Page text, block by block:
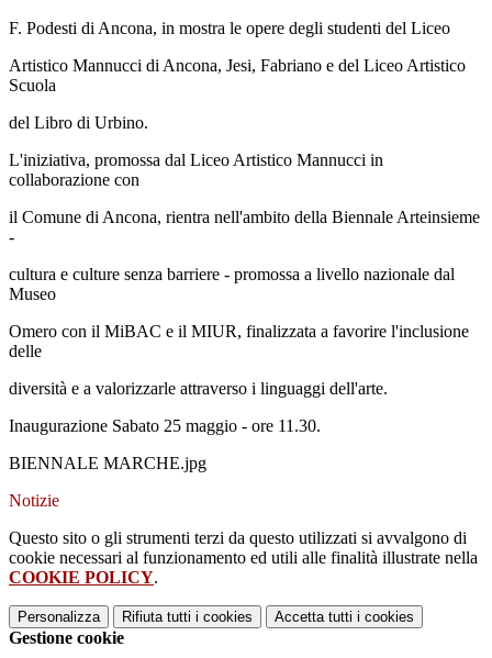
F. Podesti di Ancona, in mostra le opere degli studenti del Liceo
Artistico Mannucci di Ancona, Jesi, Fabriano e del Liceo Artistico
Scuola
del Libro di Urbino.
L'iniziativa, promossa dal Liceo Artistico Mannucci in
collaborazione con
il Comune di Ancona, rientra nell'ambito della Biennale Arteinsieme
-
cultura e culture senza barriere - promossa a livello nazionale dal
Museo
Omero con il MiBAC e il MIUR, finalizzata a favorire l'inclusione
delle
diversità e a valorizzarle attraverso i linguaggi dell'arte.
Inaugurazione Sabato 25 maggio - ore 11.30.
BIENNALE MARCHE.jpg
Notizie
Questo sito o gli strumenti terzi da questo utilizzati si avvalgono di
cookie necessari al funzionamento ed utili alle finalità illustrate nella
COOKIE POLICY.
Personalizza Rifiuta tutti i cookies Accetta tutti i cookies
Gestione cookie